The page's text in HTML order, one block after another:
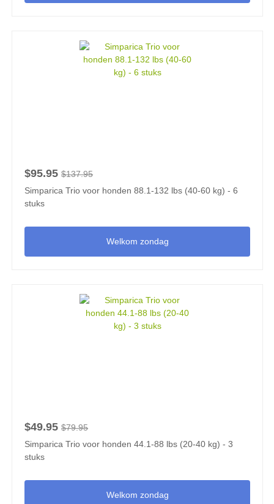
$95.95 $137.95
Simparica Trio voor honden 88.1-132 lbs (40-60 kg) - 6
stuks
Welkom zondag
$49.95 $79.95
Simparica Trio voor honden 44.1-88 lbs (20-40 kg) - 3
stuks
Welkom zondag